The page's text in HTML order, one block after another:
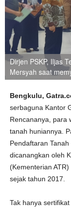
Dirjen PSKP, Iljas
Mersyah saat
Bengkulu,
serbaguna Kantor
Rencananya, para
tanah huniannya.
Pendaftaran
dicanangkan oleh
(Kementerian
sejak tahun 2017.
Tak hanya